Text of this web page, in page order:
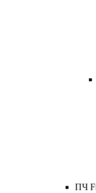
ПЧ